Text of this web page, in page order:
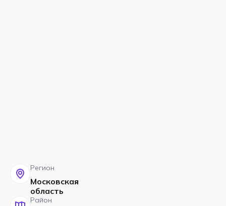
Регион
Московская
область
Район